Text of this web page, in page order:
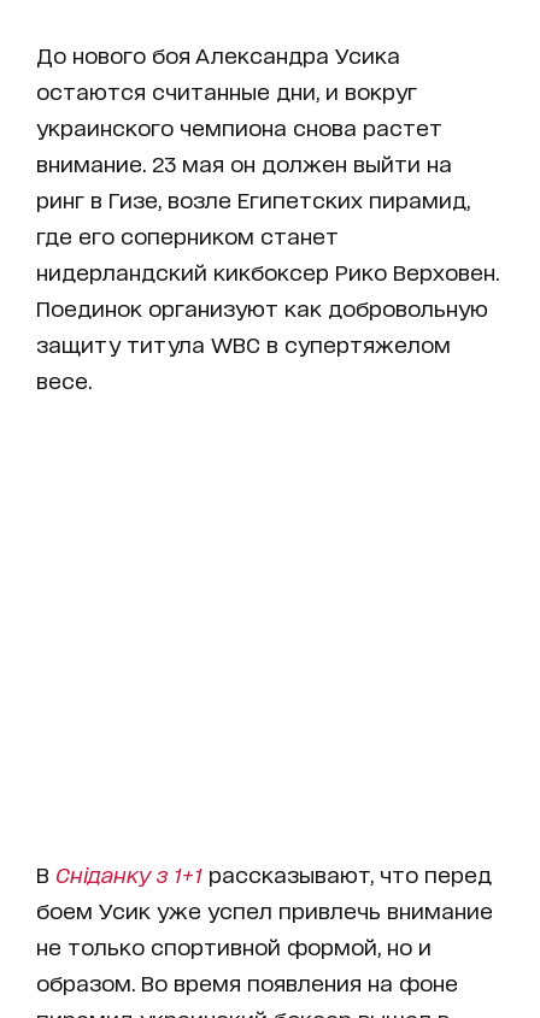
До нового боя Александра Усика
остаются считанные дни, и вокруг
украинского чемпиона снова растет
внимание. 23 мая он должен выйти на
ринг в Гизе, возле Египетских пирамид,
где его соперником станет
нидерландский кикбоксер Рико Верховен.
Поединок организуют как добровольную
защиту титула WBC в супертяжелом
весе.
В Сніданку з 1+1 рассказывают, что перед
боем Усик уже успел привлечь внимание
не только спортивной формой, но и
образом. Во время появления на фоне